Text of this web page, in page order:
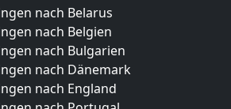
nach Belarus
nach Belgien
nach Bulgarien
nach Dänemark
nach England